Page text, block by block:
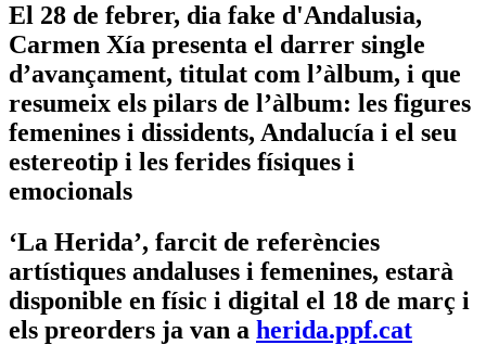
El 28 de febrer, dia fake d'Andalusia,
Carmen Xía presenta el darrer single
d’avançament, titulat com l’àlbum, i que
resumeix els pilars de l’àlbum: les figures
femenines i dissidents, Andalucía i el seu
estereotip i les ferides físiques i
emocionals
‘La Herida’, farcit de referències
artístiques andaluses i femenines, estarà
disponible en físic i digital el 18 de març i
els preorders ja van a herida.ppf.cat